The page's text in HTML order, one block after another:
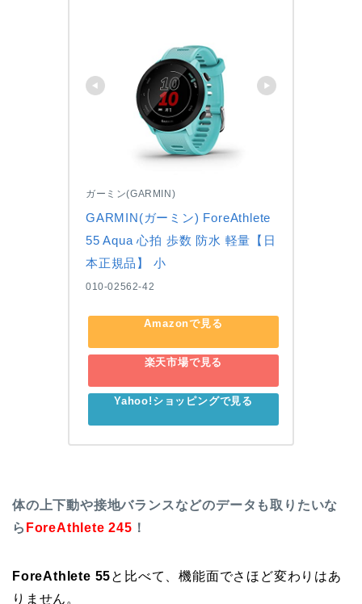
ガーミン(GARMIN)
GARMIN(ガーミン) ForeAthlete
55 Aqua 心拍 歩数 防水 軽量【日
本正規品】 小
010-02562-42
Amazonで見る
楽天市場で見る
Yahoo!ショッピングで見る
体の上下動や接地バランスなどのデータも取りたいな
ら ForeAthlete 245 ！
ForeAthlete 55と比べて、機能面でさほど変わりはあ
りません。